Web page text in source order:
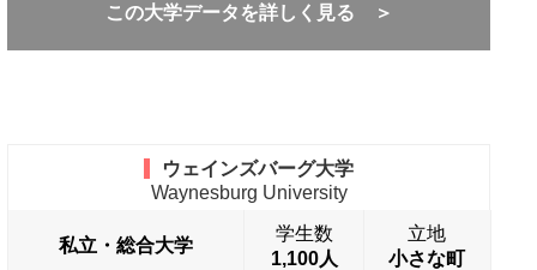
この大学データを詳しく見る ＞
ウェインズバーグ大学
Waynesburg University
私立・総合大学
学生数
1,100人
立地
小さな町